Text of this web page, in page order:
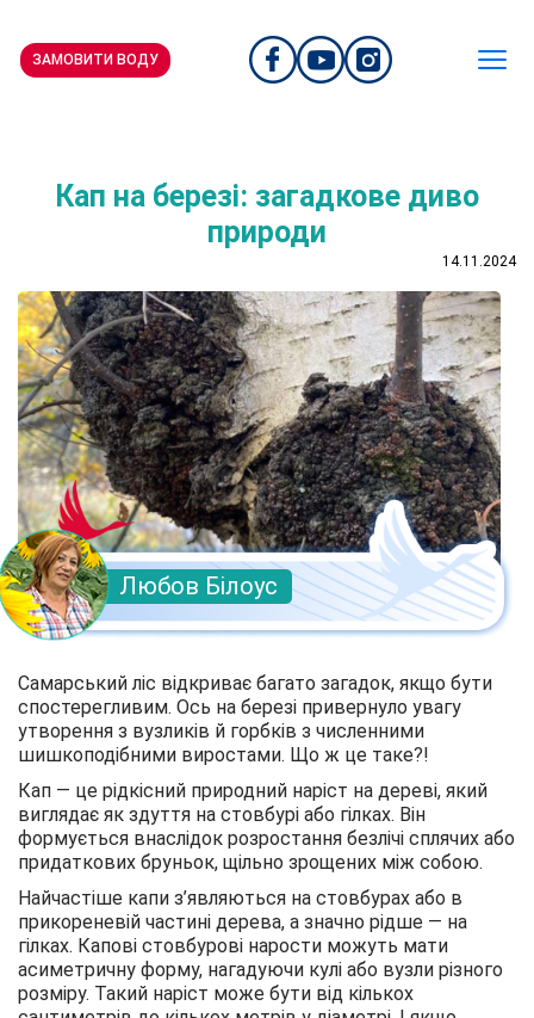
ЗАМОВИТИ ВОДУ
Кап на березі: загадкове диво
природи
14.11.2024
Любов Білоус
Самарський ліс відкриває багато загадок, якщо бути
спостерегливим. Ось на березі привернуло увагу
утворення з вузликів й горбків з численними
шишкоподібними виростами. Що ж це таке?!
Кап — це рідкісний природний наріст на дереві, який
виглядає як здуття на стовбурі або гілках. Він
формується внаслідок розростання безлічі сплячих або
придаткових бруньок, щільно зрощених між собою.
Найчастіше капи з’являються на стовбурах або в
прикореневій частині дерева, а значно рідше — на
гілках. Капові стовбурові нарости можуть мати
асиметричну форму, нагадуючи кулі або вузли різного
розміру. Такий наріст може бути від кількох